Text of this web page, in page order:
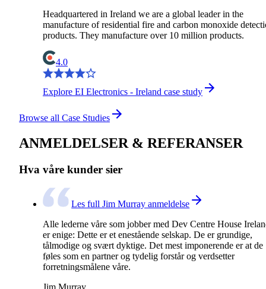
Headquartered in Ireland we are a global leader in the
manufacture of residential fire and carbon monoxide
products. They manufacture over 10 million products.
4.0
Explore EI Electronics - Ireland case study
Browse all Case Studies
ANMELDELSER & REFERANSER
Hva våre kunder sier
Les full Jim Murray anmeldelse
Alle lederne våre som jobber med Dev Centre House
er enige: Dette er et enestående selskap. De er grundige,
tålmodige og svært dyktige. Det mest imponerende er at de
føles som en partner og tydelig forstår og verdsetter
forretningsmålene våre.
Jim Murray